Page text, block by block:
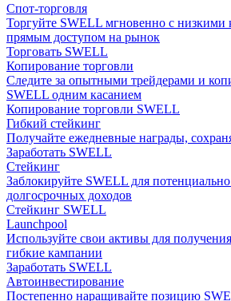
Спот-торговля
Торгуйте SWELL мгновенно с низкими
прямым доступом на рынок
Торговать SWELL
Копирование торговли
Следите за опытными трейдерами и
SWELL одним касанием
Копирование торговли SWELL
Гибкий стейкинг
Получайте ежедневные награды,
Заработать SWELL
Стейкинг
Заблокируйте SWELL для
долгосрочных доходов
Стейкинг SWELL
Launchpool
Используйте свои активы для
гибкие кампании
Заработать SWELL
Автоинвестирование
Постепенно наращивайте позицию